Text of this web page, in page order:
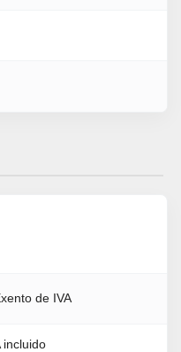
de IVA
incluido